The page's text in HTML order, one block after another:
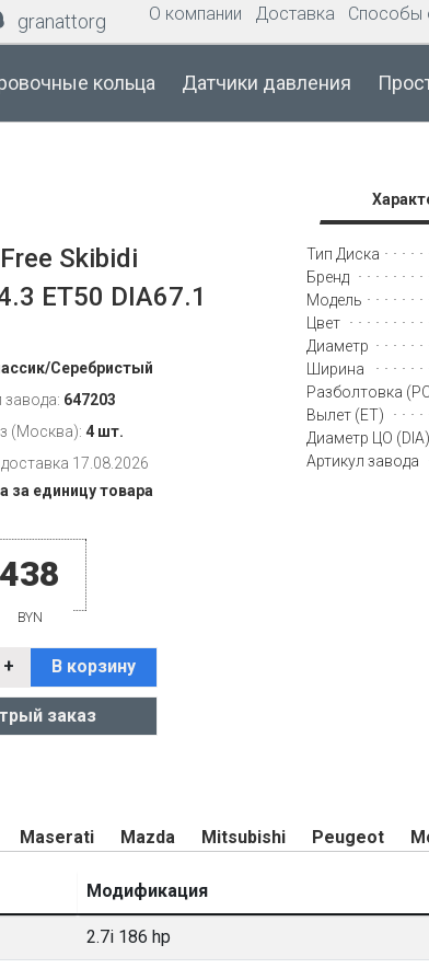
granattorg О компании Доставка Способы
кольца Датчики давления
Skibidi
ET50 DIA67.1
Серебристый
завода: 647203
(Москва): 4 шт.
17.08.2026
за единицу товара
438
BYN
+ В корзину
заказ
Тип Диска
Бренд
Модель
Цвет
Диаметр
Ширина
Разболтовка
Вылет (ET)
Диаметр ЦО (DIA)
Артикул завода
Maserati Mazda Mitsubishi Peugeot
Модификация
2.7i 186 hp